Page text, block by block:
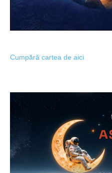
Cumpără cartea de aici